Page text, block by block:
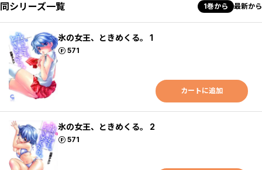
同シリーズ一覧 1巻から 最新から
氷の女王、ときめくる。 1
571
ポイント
カートに追加
氷の女王、ときめくる。 2
571
ポイント